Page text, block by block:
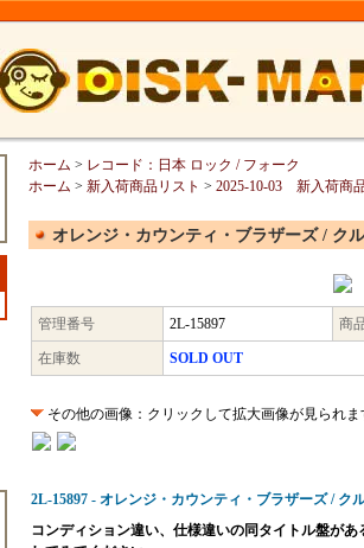
ホーム > レコード：日本 ロック / フォーク
ホーム > 新入荷商品リスト > 2025-10-03 新入荷商
オレンジ・カウンティ・ブラザーズ / ク
管理番号 2L-15897 商
在庫数
SOLD OUT
その他の画像：クリックして拡大画像が見られま
2L-15897 - オレンジ・カウンティ・ブラザーズ / ク
コンディション違い、仕様違いの同タイトル盤が